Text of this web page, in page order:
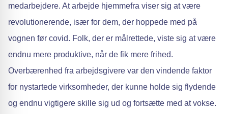
medarbejdere. At arbejde hjemmefra viser sig at være
revolutionerende, især for dem, der hoppede med på
vognen før covid. Folk, der er målrettede, viste sig at være
endnu mere produktive, når de fik mere frihed.
Overbærenhed fra arbejdsgivere var den vindende faktor
for nystartede virksomheder, der kunne holde sig flydende
og endnu vigtigere skille sig ud og fortsætte med at vokse.